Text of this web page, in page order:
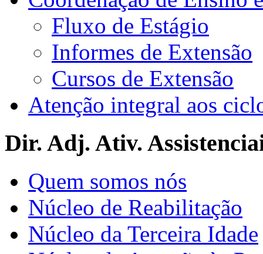
Fluxo de Estágio
Informes de Extensão
Cursos de Extensão
Atenção integral aos
Dir. Adj. Ativ.
Quem somos nós
Núcleo de Reabilitação
Núcleo da Terceira Idade